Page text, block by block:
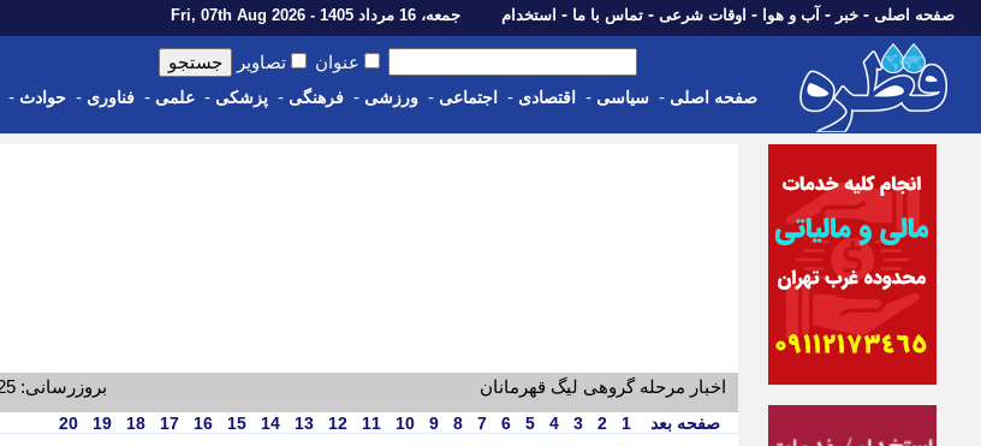
صفحه اصلی - خبر - آب و هوا - اوقات شرعی - تماس با ما - استخدام جمعه، 16 مرداد 1405 - Fri, 07th Aug 2026
عنوان تصاویر
صفحه اصلی - سیاسی - اقتصادی - اجتماعی - ورزشی - فرهنگی - پزشکی - علمی - فناوری - حوادث -
اخبار مرحله گروهی لیگ قهرمانان بروزرسانی: 05:25
صفحه بعد 1
2
3
4
5
6
7
8
9
10
11
12
13
14
15
16
17
18
19
20